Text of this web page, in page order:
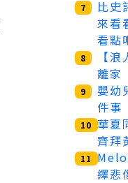
7
比史
來看
看點
8
【
離家
9
嬰幼
件事
10 華
齊拜
11
繹悲